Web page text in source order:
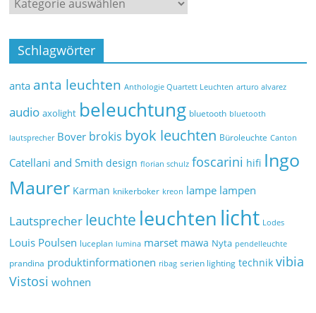
Schlagwörter
anta anta leuchten Anthologie Quartett Leuchten arturo alvarez
audio axolight beleuchtung bluetooth bluetooth
lautsprecher Bover brokis byok leuchten Büroleuchte Canton
Catellani and Smith design florian schulz foscarini hifi Ingo
Maurer Karman knikerboker kreon lampe lampen
Lautsprecher leuchte leuchten licht Lodes
Louis Poulsen luceplan lumina marset mawa Nyta pendelleuchte
prandina produktinformationen ribag serien lighting technik vibia
Vistosi wohnen